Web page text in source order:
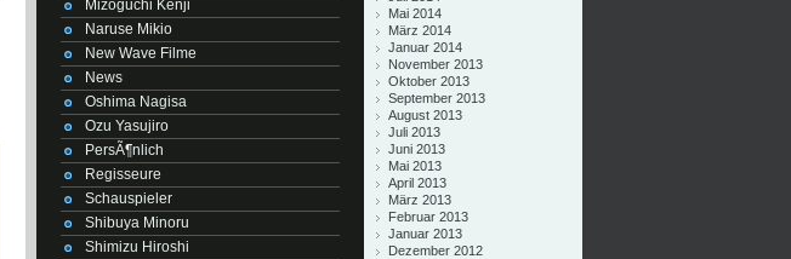
Mizoguchi Kenji
Naruse Mikio
New Wave Filme
News
Oshima Nagisa
Ozu Yasujiro
PersÃ¶nlich
Regisseure
Schauspieler
Shibuya Minoru
Shimizu Hiroshi
Mai 2014
März 2014
Januar 2014
November 2013
Oktober 2013
September 2013
August 2013
Juli 2013
Juni 2013
Mai 2013
April 2013
März 2013
Februar 2013
Januar 2013
Dezember 2012